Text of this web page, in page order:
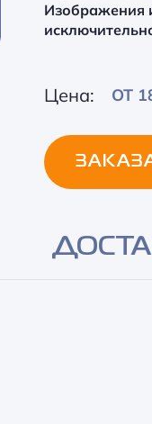
Изображения
Цена: ОТ